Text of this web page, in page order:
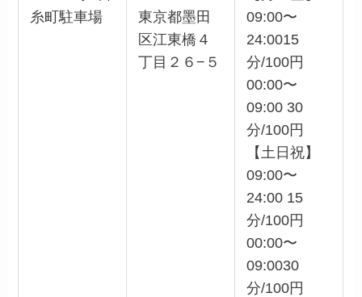
糸町駐車場
東京都墨田
区江東橋４
丁目２６−５
09:00〜
24:0015
分/100円
00:00〜
09:00 30
分/100円
【土日祝】
09:00〜
24:00 15
分/100円
00:00〜
09:0030
分/100円